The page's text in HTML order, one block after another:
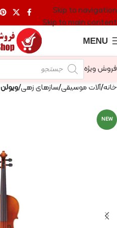
Skip to navigation
Skip to main content
MENU
فروش ویژه
خانه آلات موسیقی سازهای زهی ویولن
NEW